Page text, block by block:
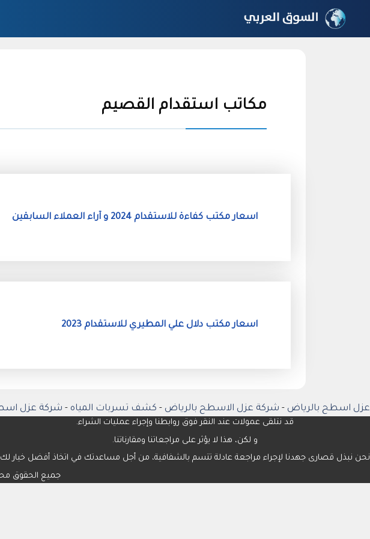
المحتوى
مكاتب استقدام القصيم
اسعار مكتب كفاءة للاستقدام 2024 و آراء العملاء السابقين
اسعار مكتب دلال علي المطيري للاستقدام 2023
عزل اسطح بالرياض - شركة عزل الاسطح بالرياض - كشف تسربات المياه - شركة عزل
قد نتلقى عمولات عند النقر فوق روابطنا وإجراء عمليات الشراء.
و لكن، هذا لا يؤثر على مراجعاتنا ومقارناتنا.
نحن نبذل قصارى جهدنا لإجراء مراجعة عادلة تتسم بالشفافية، من أجل مساعدتك في اتخاذ أفضل خيار لك
جميع الحقوق